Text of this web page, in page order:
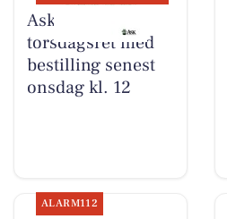
Ask tilbyder
torsdagsret med
bestilling senest
onsdag kl. 12
ALARM112